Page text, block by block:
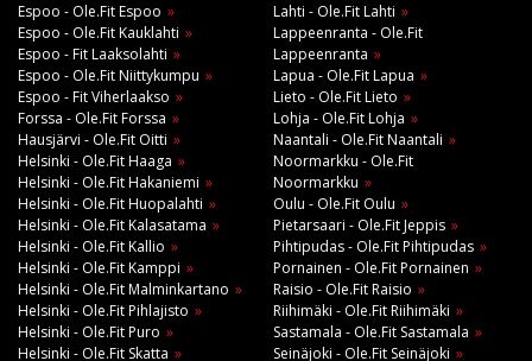
Espoo - Ole.Fit Espoo
Espoo - Ole.Fit Kauklahti
Espoo - Fit Laaksolahti
Espoo - Ole.Fit Niittykumpu
Espoo - Fit Viherlaakso
Forssa - Ole.Fit Forssa
Hausjärvi - Ole.Fit Oitti
Helsinki - Ole.Fit Haaga
Helsinki - Ole.Fit Hakaniemi
Helsinki - Ole.Fit Huopalahti
Helsinki - Ole.Fit Kalasatama
Helsinki - Ole.Fit Kallio
Helsinki - Ole.Fit Kamppi
Helsinki - Ole.Fit Malminkartano
Helsinki - Ole.Fit Pihlajisto
Helsinki - Ole.Fit Puro
Helsinki - Ole.Fit Skatta
Lahti - Ole.Fit Lahti
Lappeenranta - Ole.Fit
Lappeenranta
Lapua - Ole.Fit Lapua
Lieto - Ole.Fit Lieto
Lohja - Ole.Fit Lohja
Naantali - Ole.Fit Naantali
Noormarkku - Ole.Fit
Noormarkku
Oulu - Ole.Fit Oulu
Pietarsaari - Ole.Fit Jeppis
Pihtipudas - Ole.Fit Pihtipudas
Pornainen - Ole.Fit Pornainen
Raisio - Ole.Fit Raisio
Riihimäki - Ole.Fit Riihimäki
Sastamala - Ole.Fit Sastamala
Seinäjoki - Ole.Fit Seinäjoki